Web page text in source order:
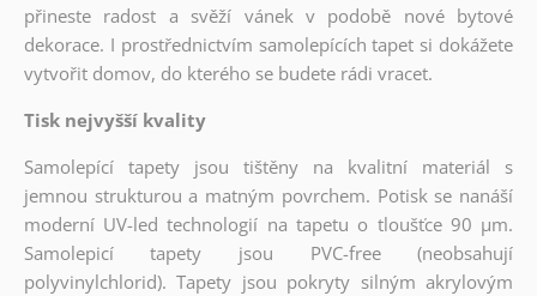
přineste radost a svěží vánek v podobě nové bytové
dekorace. I prostřednictvím samolepících tapet si dokážete
vytvořit domov, do kterého se budete rádi vracet.
Tisk nejvyšší kvality
Samolepící tapety jsou tištěny na kvalitní materiál s
jemnou strukturou a matným povrchem. Potisk se nanáší
moderní UV-led technologií na tapetu o tloušťce 90 µm.
Samolepicí tapety jsou PVC-free (neobsahují
polyvinylchlorid). Tapety jsou pokryty silným akrylovým